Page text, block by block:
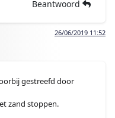
Beantwoord
26/06/2019 11:52
gestreefd door
zand stoppen.